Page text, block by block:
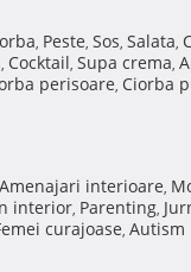
, Peste, Sos, Salata,
, Cocktail, Supa crema,
perisoare, Ciorba
Amenajari interioare,
interior, Parenting,
curajoase, Autism